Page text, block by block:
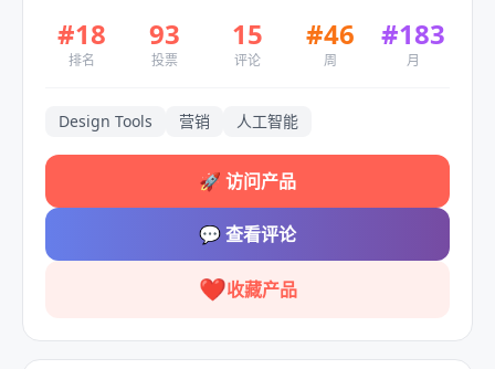
#18
排名
93
投票
15
评论
#46
周
#183
月
Design Tools 营销 人工智能
🚀 访问产品
💬查看评论
❤️收藏产品